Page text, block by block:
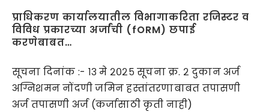
प्राधिकरण कार्यालयातील विभागाकरिता रजिस्टर व
विविध प्रकारच्या अर्जांची (fORM) छपाई
करणेबाबत…
सूचना दिनांक :- १३ मे २०२५ सूचना क्र. २ दुकान अर्ज
अग्निशमन नोंदणी जमिन हस्तांतरणाबाबत तपासणी
अर्ज तपासणी अर्ज (कर्जासाठी कृती नाही)